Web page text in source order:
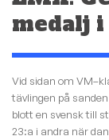
medalj
Vid sidan om
tävlingen på
blott en svensk till
23:a i andra när